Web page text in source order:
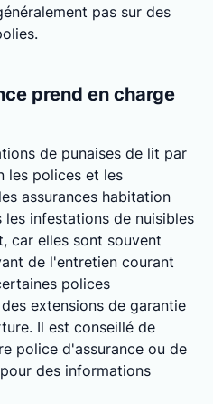
pas sur des
prend en charge
de punaises de lit par
les polices et les
assurances habitation
infestations de nuisibles
car elles sont souvent
de l'entretien courant
polices
extensions de garantie
Il est conseillé de
police d'assurance ou de
des informations